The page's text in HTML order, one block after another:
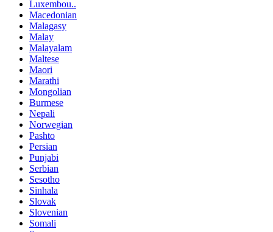
Luxembou..
Macedonian
Malagasy
Malay
Malayalam
Maltese
Maori
Marathi
Mongolian
Burmese
Nepali
Norwegian
Pashto
Persian
Punjabi
Serbian
Sesotho
Sinhala
Slovak
Slovenian
Somali